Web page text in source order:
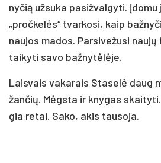
ny­čią už­su­ka pa­si­žval­gy­ti. Įdo­mu
„pro­čke­lės“ tvar­ko­si, kaip
nau­jos ma­dos. Par­si­ve­žu­si
tai­ky­ti sa­vo baž­ny­tė­lė­je.
Lais­vais va­ka­rais Sta­se­lė daug
žan­čių. Mėgs­ta ir kny­gas
gia re­tai. Sa­ko, akis tau­so­ja.